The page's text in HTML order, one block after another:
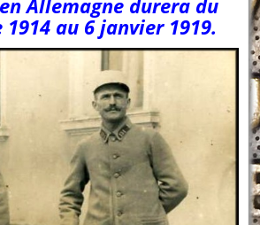
1914 au 6 janvier 1919.